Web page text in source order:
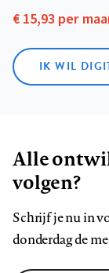
€ 15,93 per
IK WIL
Alle
volgen?
Schrijf je nu in
donderdag de